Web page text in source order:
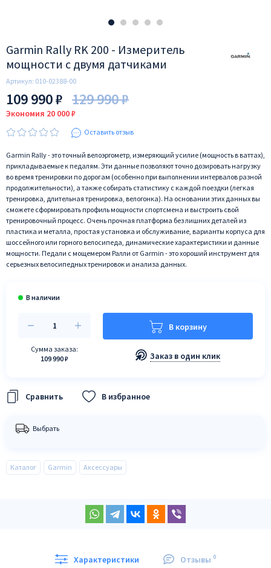
Garmin Rally RK 200 - Измеритель
мощности с двумя датчиками
Артикул: 010-02388-00
109 990 ₽ 129 990 ₽
Экономия 20 000 ₽
Оставить отзыв
Garmin Rally - это точный велоэргометр, измеряющий усилие (мощность в ваттах),
прикладываемые к педалям. Эти данные позволяют точно дозировать нагрузку
во время тренировки по дорогам (особенно при выполнении интервалов разной
продолжительности), а также собирать статистику с каждой поездки (легкая
тренировка, длительная тренировка, велогонка). На основании этих данных вы
сможете сформировать профиль мощности спортсмена и выстроить свой
тренировочный процесс. Очень прочная платформа без лишних деталей из
пластика и металла, простая установка и обслуживание, варианты корпуса для
шоссейного или горного велосипеда, динамические характеристики и данные
мощности. Педали с мощемером Ралли от Garmin - это хороший инструмент для
серьезных велосипедных тренировок и анализа данных.
Сумма заказа:
109 990 ₽
В корзину
Заказ в один клик
В избранное
Выбрать
Каталог Garmin Аксессуары
Характеристики Отзывы 0